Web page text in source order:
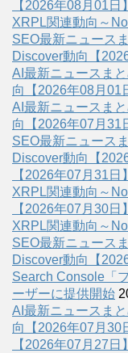
【2026年08月01
XRPL関連動向～
SEO最新ニュース
Discover動向【
AI最新ニュースま
向【2026年08月01
AI最新ニュースま
向【2026年07月31
SEO最新ニュース
Discover動向【
【2026年07月31
XRPL関連動向～
【2026年07月30
XRPL関連動向～
SEO最新ニュース
Discover動向【
Search Console「
ーザーに提供開始
AI最新ニュースま
向【2026年07月30
【2026年07月27